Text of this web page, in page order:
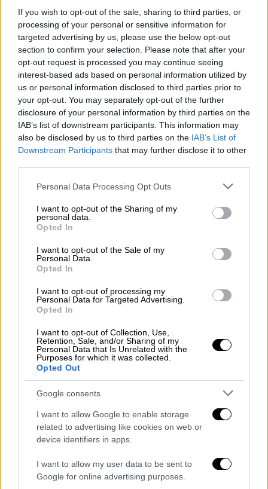
If you wish to opt-out of the sale, sharing to third parties, or
processing of your personal or sensitive information for
targeted advertising by us, please use the below opt-out
section to confirm your selection. Please note that after your
opt-out request is processed you may continue seeing
interest-based ads based on personal information utilized by
us or personal information disclosed to third parties prior to
your opt-out. You may separately opt-out of the further
disclosure of your personal information by third parties on the
IAB’s list of downstream participants. This information may
also be disclosed by us to third parties on the IAB’s List of
Downstream Participants that may further disclose it to other
Please note that this website/app uses one or more Google
not limited to your visit or usage behaviour. You may click to
grant or deny consent to Google and its third-party tags to
use your data for below specified purposes in below Google
consent section.
Personal Data Processing Opt Outs
I want to opt-out of the Sharing of my
personal data.
Opted In
I want to opt-out of the Sale of my
Personal Data.
Opted In
I want to opt-out of processing my
Personal Data for Targeted Advertising.
Opted In
I want to opt-out of Collection, Use,
Retention, Sale, and/or Sharing of my
Personal Data that Is Unrelated with the
Purposes for which it was collected.
Opted Out
Google consents
I want to allow Google to enable storage
related to advertising like cookies on web or
device identifiers in apps.
I want to allow my user data to be sent to
Google for online advertising purposes.
τραυματισμό του, βρέθηκε στα δικαστήρια
Ηρακλείου για να δώσει την πρώτη του
κατάθεση στις Αρχές
Ελλάδα|03.10.2023 07:42
Ολονύχτια η μάχη με τις φλόγες στη
Μεσαρά - Με μικροεστίες παλεύουν
πλέον οι πυροσβεστικές δυνάμεις
«Είχαμε καιρό να ζήσουμε τέτοια δύσκολη
νύχτα», σχολιάζουν πυροσβέστες